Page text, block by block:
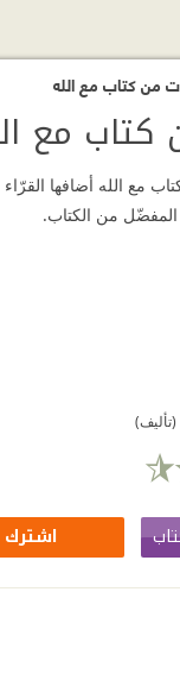
من كتاب مع الله
كتاب مع
مع الله أضافها
المفضّل من الكتاب.
(تأليف)
اشترك